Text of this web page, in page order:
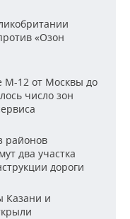
«Озон
М-12 от Москвы до
число зон
районов
два участка
дороги
Казани и